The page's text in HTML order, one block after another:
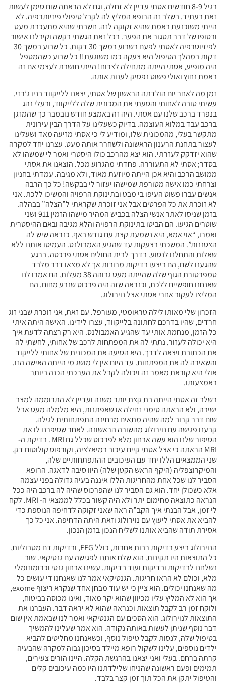
בגיל 8-9 חודשים אסתי עדיין לא זחלה, וגם לא הראתה שום סימן לעשות
זאת בעתיד. בשלב זה הרופא המליץ לה לקבל טיפולי פיזיותרפיה. לא
הייתי משוכנעת באמת שהיא זקוקה לזה. חשבתי שהיא מתעכבת מעט
ובסופו של דבר תסגור את הפער. בכל זאת הגשתי בקשה וקיבלנו אישור
לפיזיוטרפיה לאסתי לפעם בשבוע במשך 30 דקות. כל שבוע במשך 30
דקות במהלך הטיפול היא צעקה כמו משוגעת!! כל שבוע כשהמטפל
היה מופיע, אסתי הייתה מתחילה לצרוח! הייתי חושבת לעצמי אם זה
באמת נחוץ ואולי פשוט נפסיק לענות אותה.
זמן מה לאחר יום הולדתה הראשון של אסתי, יצאנו ללייקווד בניו ג’רזי.
עשיתי טובה לאחותי והסעתי את המכונית שלה ללייקווד, ובעלי נהג
בנפרד ברכב שלנו עם אסתי. היה זה באמצע חודש נובמבר כך שהמזגן
ברכב עבד במלוא העוצמה. בדיוק כשעלינו על הדרך הבין עירונית
מתקשר בעלי, מהמכונית שלו, ומודיע לי כי אסתי מזיעה מאד ושעלינו
לעצור בתחנת הרענון הראשונה ולשחרר אותה מעט. עצרנו יחד למקרה
שהוא יזדקק לעזרתי. הוא יצא מהרכב כולו היסטרי ואמר לי שמשהו לא
בסדר; אסתי לא התעוררה. פחדתי מהגרוע מכל. הוצאנו את אסתי
ממושב הרכב והיא אכן הייתה מיוזעת מאוד, ולא מגיבה. עמדתי בחניון
וצרחתי כמו אישה מטורפת שמישהו יעזור לי בבקשה! כל כך הרבה
אנשים עברו פשוט העיפו בי מבט ובתינוקת הרפויה והמשיכו ללכת. אני
לא זוכרת את כל הפרטים אבל אני זוכרת שקראתי ל”הצלה” בבהלה.
בזמן שניסו לאתר אנשי הצלה בכביש המהיר מישהו הזמין 911 ושני
שוטרים הגיעו. הם הביטו בתינוקת הרפויה והלא מגיבה ובאם ההיסטרית
ואמרו, “אוי אמא, היא נשמעת קצת עם גודש באף. כנראה שיש לה
הצטננות”. המשכתי בצעקות עד שהגיע האמבולנס. העמיסו אותנו ללא
שאלות והתחלנו לנסוע. בדרך לבית החולים אסתי פרכסה. ברגע
שהגענו לשם, הם ביצעו בדיקות מרובות אך לא מצאו דבר מלבד
טמפרטורת הגוף שלה שהייתה מעט גבוהה 38 מעלות. הם אמרו לנו
שאנחנו חופשיים ללכת, וכנראה שזה היה פרכוס שנבע מחום. הם
המליצו לעקוב אחרי אסתי אצל נוירולוג.
הזכרון שלי מאותו לילה טראומטי, מעורפל. עם זאת, אני זוכרת שבני זוג
חרדים, שהיו בדרכם לחתונה בלייקווד, עצרו לידינו. האישה היתה איתי
כל הזמן, מנחמת אותי עד שהגיע האמבולנס. היא רק רצתה לדעת איך
היא יכולה לעזור. נתתי לה את המפתחות לרכב של אחותי, לחשתי לה
את הכתובת ויצאה לדרך. היא הסיעה את המכונית של אחותי ללייקוד
והשאירה לה את המפתחות. עד היום אין לי מושג מי הייתה האישה הזו.
אולי היא קוראת מאמר זה ויכולה לקבל את הערכתי הכנה ביותר
באמצעותו.
בשלב זה אסתי הייתה בת קצת יותר משנה ועדיין לא התרוממה למצב
ישיבה, ולא הראתה סימני זחילה או שאפתנות, היא מלמלה מעט אבל
שום דבר קרוב למה שהיה מתאים מבחינה התפתחותית לגילה.
קבענו פגישה עם נוירולוג מהשורה הראשונה. לאחר שסיפרנו לו את
הסיפור שלנו הוא עשה אבחון מלא לפרכוס שכלל גם MRI . בדיקת ה-
MRI הראתה כי אצל אסתי קיים עיכוב במיאלציה, וקורפוס קולוסום דק.
שני הממצאים הללו יחד עם העיכובים ההתפתחותיים שלה,
והמיקרוצפליה (היקף הראש הקטן שלה) היוו סיבה לדאגה. הרופא
הסביר לנו שכל אחת מהחריגות הללו איננה בעיה גדולה בפני עצמה
אלא כשכולן יחד. הוא גם הסביר לנו שהפרכוס שהיה לה ברכב היה ככל
הנראה כתוצאה מחימום יתר ולא היה קשור בכלל לממצאי ה- MRI. לקח
לי זמן, אבל הבנתי איך הקב”ה ראה שאני זקוקה לדחיפה הנוספת כדי
להביא את אסתי ליעוץ עם נוירולוג וזאת היתה הדחיפה. אני כל כך
אסירת תודה שהביא אותנו לשליח הנכון בזמן הנכון.
הנוירולוג ביצע בדיקות רבות אחרות, כולל EEG, ובדיקות דם מטבוליות.
כל התוצאות היו תקינות. הוא שלח אותנו לפגישה עם גנטיקאי. שוב
נשלחנו לבדיקות ובדיקות ועוד בדיקות. עשינו אבחון גנטי וכרומוזומלי
מלא, וכולם לא הראו חריגות. הגנטיקאי אמר לנו שאנחנו די עושים כל
מה שאנחנו יכולים. הוא ציין כי יש עוד מבחן אחד שנקרא ריצוף exome,
אך הוא לא המליץ עליו מכיוון שהוא יקר מאוד, ואינו מכוסה בביטוח,
ולוקח זמן רב לקבל תוצאות וכנראה שהוא לא יראה דבר. העברנו את
התוצאות לנוירולוג. הוא הסכים עם הגנטיקאי ואמר לנו שבאמת אין שום
דבר נוסף שניתן לעשות באותה נקודה. הוא אמר שעלינו להמשיך
בטיפול שלה, לנסות לקבל טיפול נוסף, וכשאנחנו מחליטים להביא
ילדים נוספים, עלינו לשקול רופא מיילד בסיכון גבוה למקרה שהבעיה
קרתה ברחם. בעלי ואני יצאנו בהרגשת הקלה. היינו הורים צעירים,
תמימים ופעם ראשונה שהניחו שלילדתנו היו כמה עיכובים קלים
והטיפול יתקן את הכל תוך זמן קצר בלבד.